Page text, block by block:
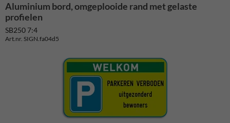
Aluminium bord, omgeplooide rand met gelaste
profielen
SB250 7:4
Art.nr. SIGN.fa04d5